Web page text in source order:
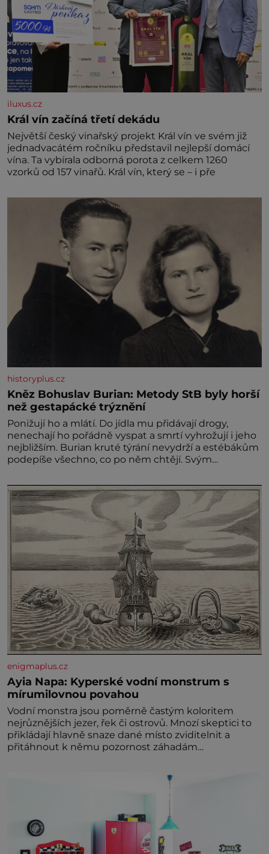
iluxus.cz
Král vín začíná třetí dekádu
Největší český vinařský projekt Král vín ve svém již
jednadvacátém ročníku představil nejlepší domácí
vína. Ta vybírala odborná porota z celkem 1260
vzorků od 157 vinařů. Král vín, který se – i pře
historyplus.cz
Kněz Bohuslav Burian: Metody StB byly horší
než gestapácké trýznění
Ponižují ho a mlátí. Do jídla mu přidávají drogy,
nenechají ho pořádně vyspat a smrtí vyhrožují i jeho
nejbližším. Burian kruté týrání nevydrží a estébákům
podepíše všechno, co po něm chtějí. Svým
výslechů nikdo nevyvíjel fyzický ani psychický nátlak.
Syn brněnského řezníka chce být knězem a
enigmaplus.cz
Ayia Napa: Kyperské vodní monstrum s
mírumilovnou povahou
Vodní monstra jsou poměrně častým koloritem
nejrůznějších jezer, řek či ostrovů. Mnozí skeptici to
přikládají hlavně snaze dané místo zviditelnit a
přitáhnout k němu pozornost záhadám